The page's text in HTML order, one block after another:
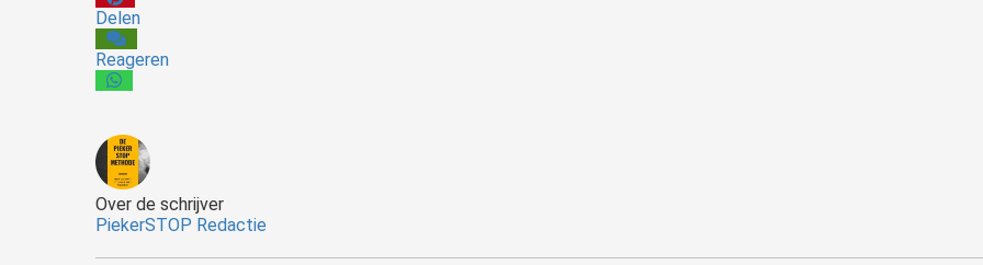
Delen
Reageren
Over de schrijver
PiekerSTOP Redactie